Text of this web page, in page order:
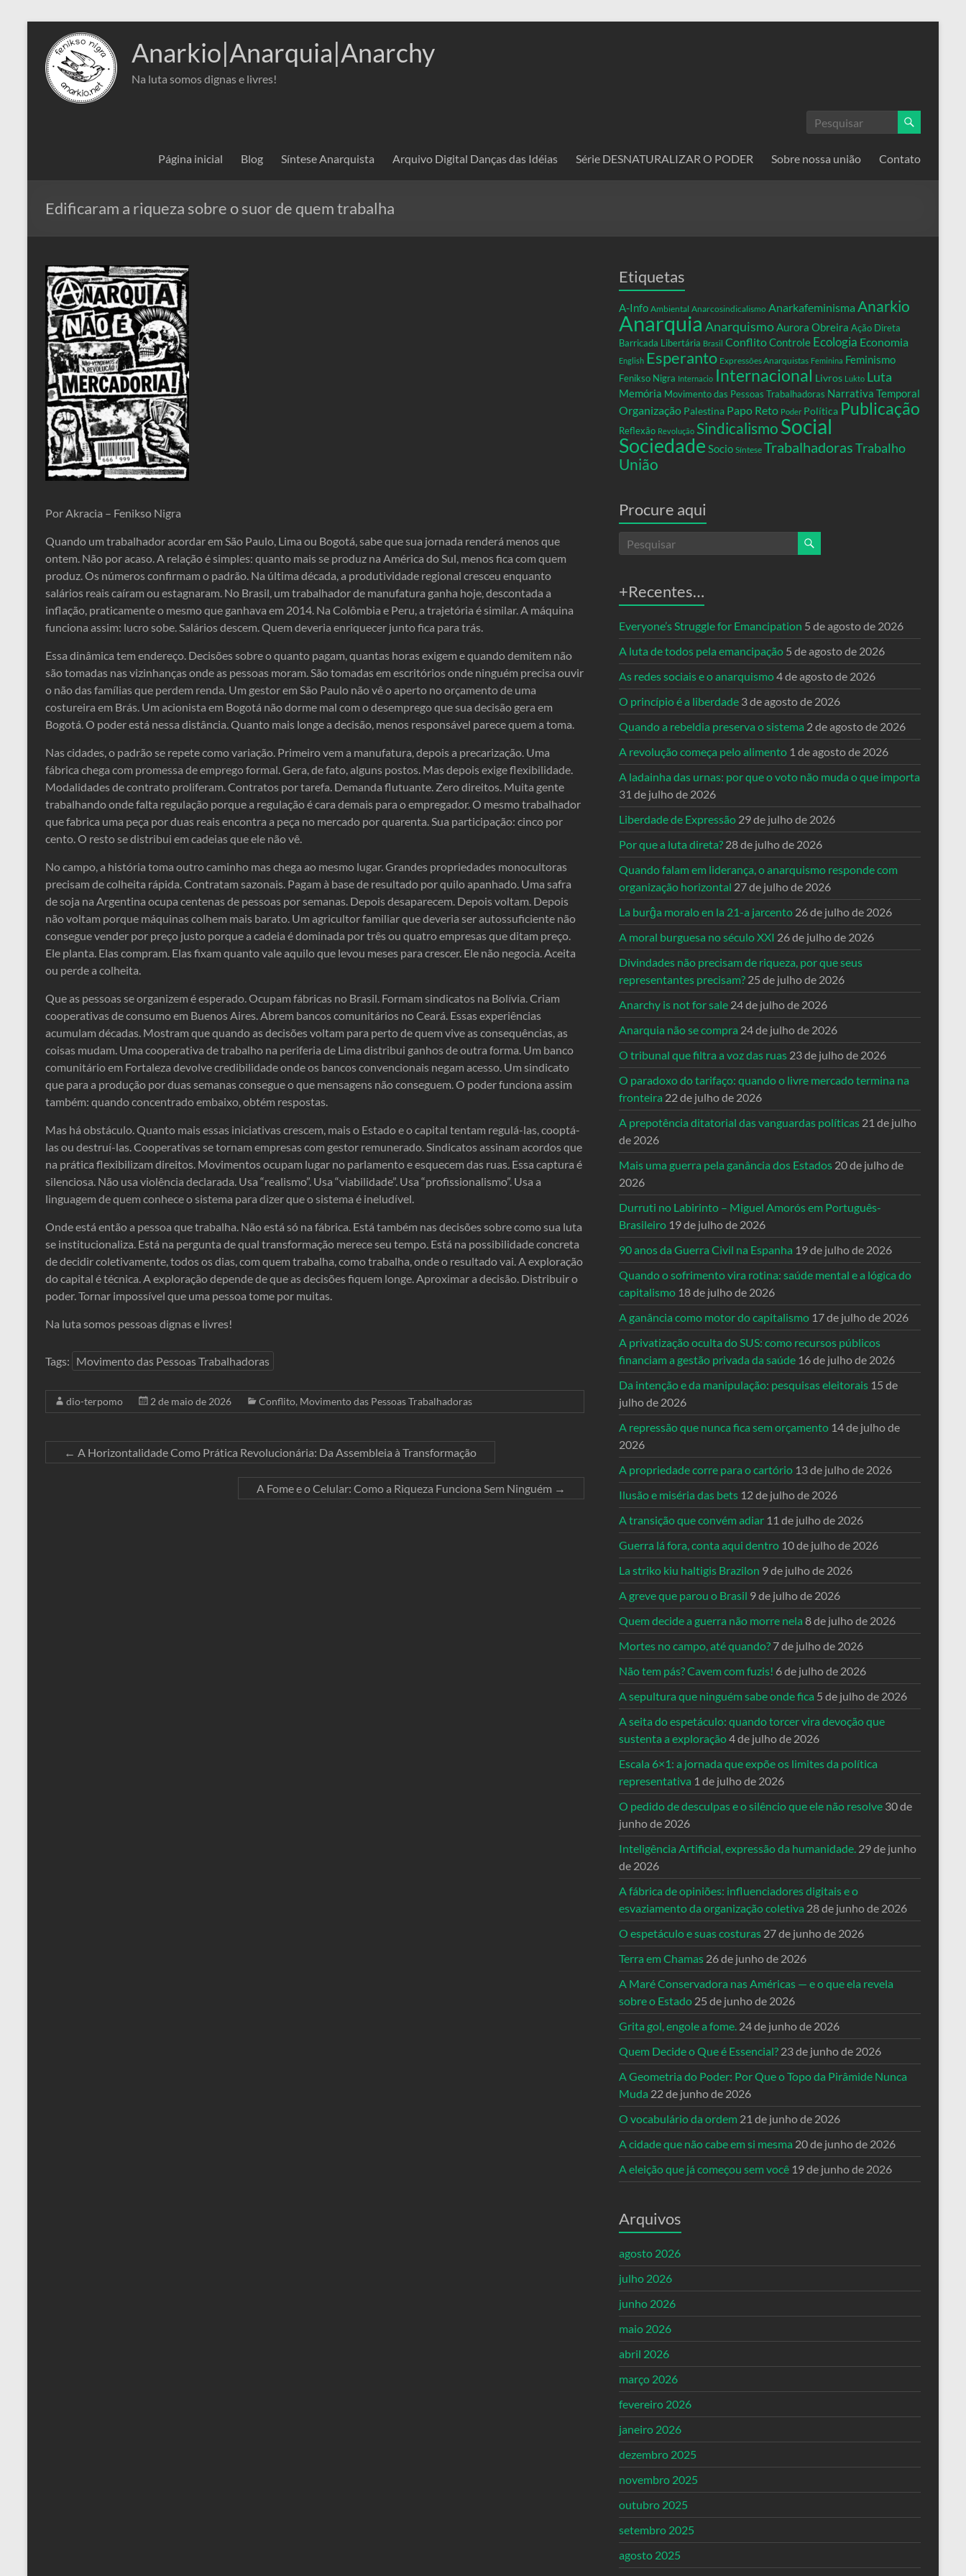
conteúdo
Anarkio|Anarquia|Anarchy
Na luta somos dignas e livres!
Página inicial Blog Síntese Anarquista Arquivo Digital Danças das Idéias Série DESNATURALIZAR O PODER Sobre nossa união Contato
Edificaram a riqueza sobre o suor de quem trabalha
Por Akracia – Fenikso Nigra
Quando um trabalhador acordar em São Paulo, Lima ou Bogotá, sabe que sua jornada renderá menos que
ontem. Não por acaso. A relação é simples: quanto mais se produz na América do Sul, menos fica com quem
produz. Os números confirmam o padrão. Na última década, a produtividade regional cresceu enquanto
salários reais caíram ou estagnaram. No Brasil, um trabalhador de manufatura ganha hoje, descontada a
inflação, praticamente o mesmo que ganhava em 2014. Na Colômbia e Peru, a trajetória é similar. A máquina
funciona assim: lucro sobe. Salários descem. Quem deveria enriquecer junto fica para trás.
Essa dinâmica tem endereço. Decisões sobre o quanto pagam, quantas horas exigem e quando demitem não
são tomadas nas vizinhanças onde as pessoas moram. São tomadas em escritórios onde ninguém precisa ouvir
o não das famílias que perdem renda. Um gestor em São Paulo não vê o aperto no orçamento de uma
costureira em Brás. Um acionista em Bogotá não dorme mal com o desemprego que sua decisão gera em
Bogotá. O poder está nessa distância. Quanto mais longe a decisão, menos responsável parece quem a toma.
Nas cidades, o padrão se repete como variação. Primeiro vem a manufatura, depois a precarização. Uma
fábrica chega com promessa de emprego formal. Gera, de fato, alguns postos. Mas depois exige flexibilidade.
Modalidades de contrato proliferam. Contratos por tarefa. Demanda flutuante. Zero direitos. Muita gente
trabalhando onde falta regulação porque a regulação é cara demais para o empregador. O mesmo trabalhador
que fabrica uma peça por duas reais encontra a peça no mercado por quarenta. Sua participação: cinco por
cento. O resto se distribui em cadeias que ele não vê.
No campo, a história toma outro caminho mas chega ao mesmo lugar. Grandes propriedades monocultoras
precisam de colheita rápida. Contratam sazonais. Pagam à base de resultado por quilo apanhado. Uma safra
de soja na Argentina ocupa centenas de pessoas por semanas. Depois desaparecem. Depois voltam. Depois
não voltam porque máquinas colhem mais barato. Um agricultor familiar que deveria ser autossuficiente não
consegue vender por preço justo porque a cadeia é dominada por três ou quatro empresas que ditam preço.
Ele planta. Elas compram. Elas fixam quanto vale aquilo que levou meses para crescer. Ele não negocia. Aceita
ou perde a colheita.
Que as pessoas se organizem é esperado. Ocupam fábricas no Brasil. Formam sindicatos na Bolívia. Criam
cooperativas de consumo em Buenos Aires. Abrem bancos comunitários no Ceará. Essas experiências
acumulam décadas. Mostram que quando as decisões voltam para perto de quem vive as consequências, as
coisas mudam. Uma cooperativa de trabalho na periferia de Lima distribui ganhos de outra forma. Um banco
comunitário em Fortaleza devolve credibilidade onde os bancos convencionais negam acesso. Um sindicato
que para a produção por duas semanas consegue o que mensagens não conseguem. O poder funciona assim
também: quando concentrado embaixo, obtém respostas.
Mas há obstáculo. Quanto mais essas iniciativas crescem, mais o Estado e o capital tentam regulá-las, cooptá-
las ou destruí-las. Cooperativas se tornam empresas com gestor remunerado. Sindicatos assinam acordos que
na prática flexibilizam direitos. Movimentos ocupam lugar no parlamento e esquecem das ruas. Essa captura é
silenciosa. Não usa violência declarada. Usa “realismo”. Usa “viabilidade”. Usa “profissionalismo”. Usa a
linguagem de quem conhece o sistema para dizer que o sistema é ineludível.
Onde está então a pessoa que trabalha. Não está só na fábrica. Está também nas decisões sobre como sua luta
se institucionaliza. Está na pergunta de qual transformação merece seu tempo. Está na possibilidade concreta
de decidir coletivamente, todos os dias, com quem trabalha, como trabalha, onde o resultado vai. A exploração
do capital é técnica. A exploração depende de que as decisões fiquem longe. Aproximar a decisão. Distribuir o
poder. Tornar impossível que uma pessoa tome por muitas.
Na luta somos pessoas dignas e livres!
Tags: Movimento das Pessoas Trabalhadoras
dio-terpomo 2 de maio de 2026 Conflito, Movimento das Pessoas Trabalhadoras
← A Horizontalidade Como Prática Revolucionária: Da Assembleia à Transformação
A Fome e o Celular: Como a Riqueza Funciona Sem Ninguém →
Etiquetas
A-Info Ambiental Anarcosindicalismo Anarkafeminisma Anarkio
Anarquia AnarquismoAurora Obreira Ação Direta
Barricada Libertária Brasil ConflitoControle Ecologia Economia
English Esperanto Expressões Anarquistas Feminina Feminismo
Fenikso Nigra Internacio Internacional Livros Lukto Luta
Memória Movimento das Pessoas Trabalhadoras Narrativa Temporal
Organização Palestina Papo Reto Poder Política Publicação
Reflexão Revolução Sindicalismo Social
Sociedade Socio Síntese TrabalhadorasTrabalho
União
Procure aqui
+Recentes…
Everyone’s Struggle for Emancipation 5 de agosto de 2026
A luta de todos pela emancipação 5 de agosto de 2026
As redes sociais e o anarquismo4 de agosto de 2026
O princípio é a liberdade 3 de agosto de 2026
Quando a rebeldia preserva o sistema 2 de agosto de 2026
A revolução começa pelo alimento 1 de agosto de 2026
A ladainha das urnas: por que o voto não muda o que importa
31 de julho de 2026
Liberdade de Expressão 29 de julho de 2026
Por que a luta direta? 28 de julho de 2026
Quando falam em liderança, o anarquismo responde com
organização horizontal 27 de julho de 2026
La burĝa moralo en la 21-a jarcento 26 de julho de 2026
A moral burguesa no século XXI 26 de julho de 2026
Divindades não precisam de riqueza, por que seus
representantes precisam? 25 de julho de 2026
Anarchy is not for sale 24 de julho de 2026
Anarquia não se compra 24 de julho de 2026
O tribunal que filtra a voz das ruas 23 de julho de 2026
O paradoxo do tarifaço: quando o livre mercado termina na
fronteira 22 de julho de 2026
A prepotência ditatorial das vanguardas políticas 21 de julho
de 2026
Mais uma guerra pela ganância dos Estados 20 de julho de
2026
Durruti no Labirinto – Miguel Amorós em Português-
Brasileiro 19 de julho de 2026
90 anos da Guerra Civil na Espanha 19 de julho de 2026
Quando o sofrimento vira rotina: saúde mental e a lógica do
capitalismo 18 de julho de 2026
A ganância como motor do capitalismo 17 de julho de 2026
A privatização oculta do SUS: como recursos públicos
financiam a gestão privada da saúde 16 de julho de 2026
Da intenção e da manipulação: pesquisas eleitorais 15 de
julho de 2026
A repressão que nunca fica sem orçamento 14 de julho de
2026
A propriedade corre para o cartório 13 de julho de 2026
Ilusão e miséria das bets 12 de julho de 2026
A transição que convém adiar 11 de julho de 2026
Guerra lá fora, conta aqui dentro 10 de julho de 2026
La striko kiu haltigis Brazilon 9 de julho de 2026
A greve que parou o Brasil 9 de julho de 2026
Quem decide a guerra não morre nela 8 de julho de 2026
Mortes no campo, até quando? 7 de julho de 2026
Não tem pás? Cavem com fuzis! 6 de julho de 2026
A sepultura que ninguém sabe onde fica 5 de julho de 2026
A seita do espetáculo: quando torcer vira devoção que
sustenta a exploração4 de julho de 2026
Escala 6×1: a jornada que expõe os limites da política
representativa 1 de julho de 2026
O pedido de desculpas e o silêncio que ele não resolve 30 de
junho de 2026
Inteligência Artificial, expressão da humanidade. 29 de junho
de 2026
A fábrica de opiniões: influenciadores digitais e o
esvaziamento da organização coletiva 28 de junho de 2026
O espetáculo e suas costuras 27 de junho de 2026
Terra em Chamas 26 de junho de 2026
A Maré Conservadora nas Américas — e o que ela revela
sobre o Estado 25 de junho de 2026
Grita gol, engole a fome. 24 de junho de 2026
Quem Decide o Que é Essencial? 23 de junho de 2026
A Geometria do Poder: Por Que o Topo da Pirâmide Nunca
Muda 22 de junho de 2026
O vocabulário da ordem 21 de junho de 2026
A cidade que não cabe em si mesma 20 de junho de 2026
A eleição que já começou sem você 19 de junho de 2026
Arquivos
agosto 2026
julho 2026
junho 2026
maio 2026
abril 2026
março 2026
fevereiro 2026
janeiro 2026
dezembro 2025
novembro 2025
outubro 2025
setembro 2025
agosto 2025